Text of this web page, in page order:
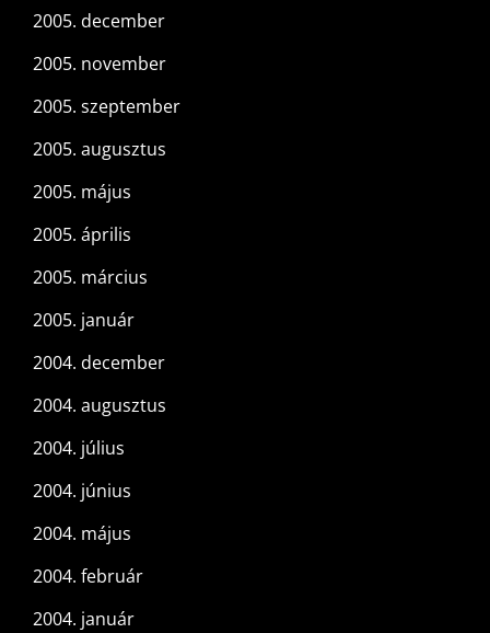
2005. december
2005. november
2005. szeptember
2005. augusztus
2005. május
2005. április
2005. március
2005. január
2004. december
2004. augusztus
2004. július
2004. június
2004. május
2004. február
2004. január